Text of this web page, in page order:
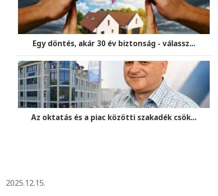
Egy döntés, akár 30 év biztonság - válassz...
Az oktatás és a piac közötti szakadék csök...
2025.12.15.